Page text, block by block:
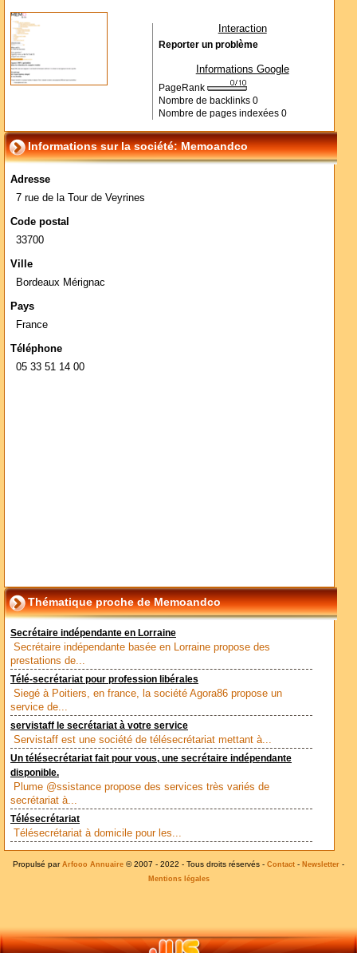
Interaction
Reporter un problème
Informations Google
PageRank
Nombre de backlinks 0
Nombre de pages indexées 0
Informations sur la société: Memoandco
Adresse
7 rue de la Tour de Veyrines
Code postal
33700
Ville
Bordeaux Mérignac
Pays
France
Téléphone
05 33 51 14 00
Thématique proche de Memoandco
Secrétaire indépendante en Lorraine
Secrétaire indépendante basée en Lorraine propose des
prestations de...
Télé-secrétariat pour profession libérales
Siegé à Poitiers, en france, la société Agora86 propose un
service de...
servistaff le secrétariat à votre service
Servistaff est une société de télésecrétariat mettant à...
Un télésecrétariat fait pour vous, une secrétaire indépendante
disponible.
Plume @ssistance propose des services très variés de
secrétariat à...
Télésecrétariat
Télésecrétariat à domicile pour les...
Propulsé par Arfooo Annuaire © 2007 - 2022 - Tous droits réservés - Contact - Newsletter -
Mentions légales